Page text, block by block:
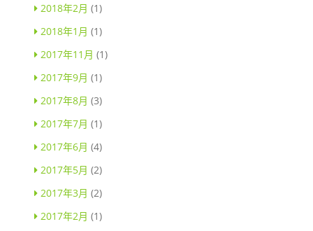
2018年2月 (1)
2018年1月 (1)
2017年11月 (1)
2017年9月 (1)
2017年8月 (3)
2017年7月 (1)
2017年6月 (4)
2017年5月 (2)
2017年3月 (2)
2017年2月 (1)